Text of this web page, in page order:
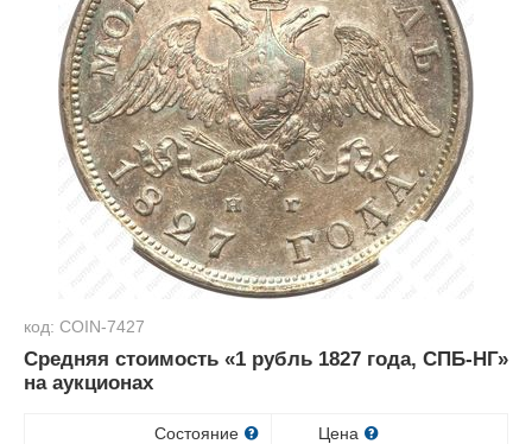
код: COIN-7427
Средняя стоимость «1 рубль 1827 года, СПБ-НГ»
на аукционах
Состояние Цена